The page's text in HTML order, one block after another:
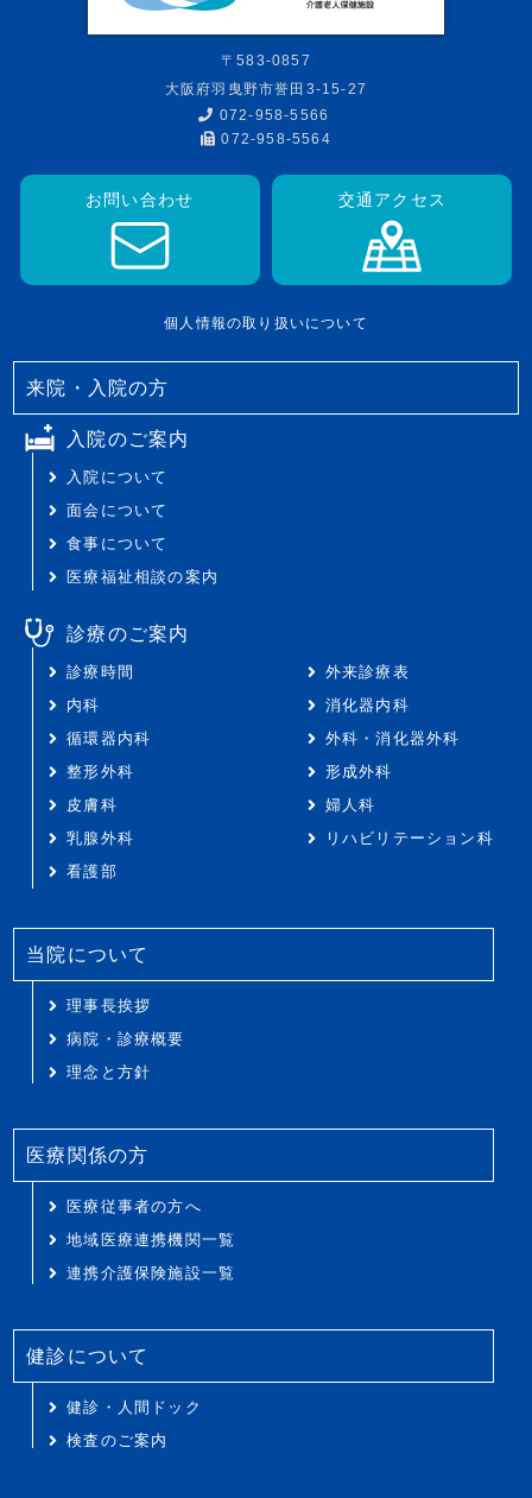
〒583-0857
大阪府羽曳野市誉田3-15-27
072-958-5566
072-958-5564
お問い合わせ 交通アクセス
個人情報の取り扱いについて
来院・入院の方
入院のご案内
入院について
面会について
食事について
医療福祉相談の案内
診療のご案内
診療時間
外来診療表
内科
消化器内科
循環器内科
外科・消化器外科
整形外科
形成外科
皮膚科
婦人科
乳腺外科
リハビリテーション科
看護部
当院について
理事長挨拶
病院・診療概要
理念と方針
医療関係の方
医療従事者の方へ
地域医療連携機関一覧
連携介護保険施設一覧
健診について
健診・人間ドック
検査のご案内